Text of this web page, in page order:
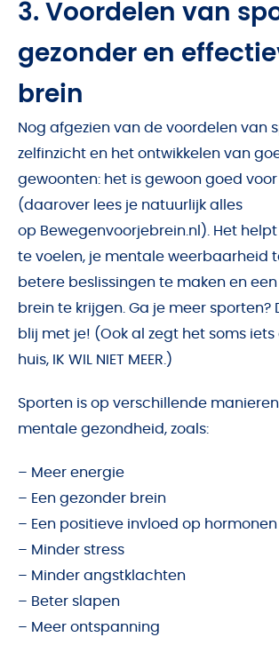
3. Voordelen van
gezonder en
brein
Nog afgezien van de voordelen van
zelfinzicht en het ontwikkelen van
gewoonten: het is gewoon goed voor
(daarover lees je natuurlijk alles
op Bewegenvoorjebrein.nl ). Het
te voelen, je mentale weerbaarheid
betere beslissingen te maken en
brein te krijgen. Ga je meer sporten?
blij met je! (Ook al zegt het soms iets
huis, IK WIL NIET MEER.)
Sporten is op verschillende
mentale gezondheid, zoals:
– Meer energie
– Een gezonder brein
– Een positieve invloed op hormonen
– Minder stress
– Minder angstklachten
– Beter slapen
– Meer ontspanning